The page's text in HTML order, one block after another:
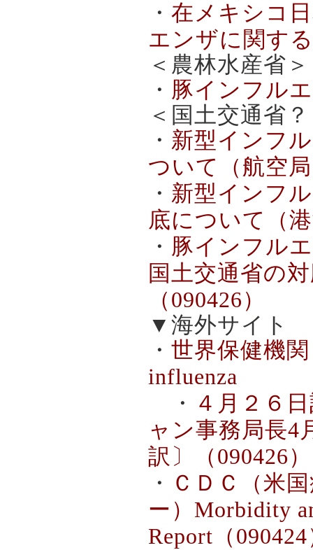
・ 在メキシコ
エンザに関す
＜農林水産省＞
・ 豚インフル
＜国土交通省？
・ 新型インフ
ついて（航空
・ 新型インフ
底について（
・ 豚インフル
国土交通省の
（090426）
▼海外サイト
・ 世界保健機
influenza
・ ４月２６
ャン事務局長4
訳〕（090426）
・ ＣＤＣ（米
ー）Morbidity
Report（